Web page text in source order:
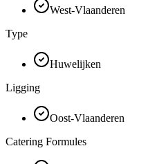
West-Vlaanderen
Type
Huwelijken
Ligging
Oost-Vlaanderen
Catering Formules